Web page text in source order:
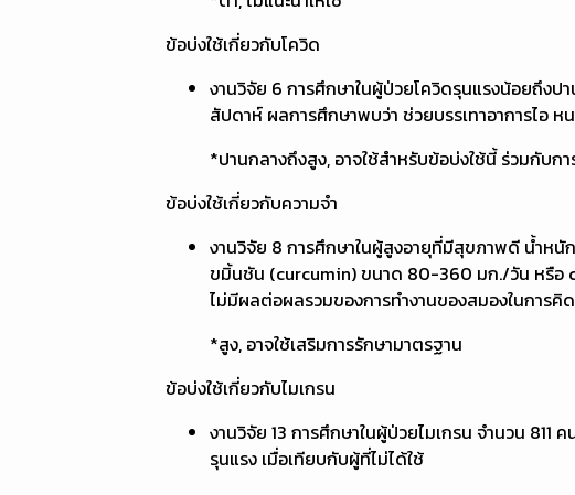
ข้อบ่งใช้เกี่ยวกับโควิด
งานวิจัย 6 การศึกษาในผู้ป่วยโควิดรุนแรงน้อยถึงป
สัปดาห์ ผลการศึกษาพบว่า ช่วยบรรเทาอาการไอ
*ปานกลางถึงสูง, อาจใช้สำหรับข้อบ่งใช้นี้ ร่วมกับกา
ข้อบ่งใช้เกี่ยวกับความจำ
งานวิจัย 8 การศึกษาในผู้สูงอายุที่มีสุขภาพดี น้ำหนั
ขมิ้นชัน (curcumin) ขนาด 80-360 มก./วัน หรือ
ไม่มีผลต่อผลรวมของการทำงานของสมองในการ
*สูง, อาจใช้เสริมการรักษามาตรฐาน
ข้อบ่งใช้เกี่ยวกับไมเกรน
งานวิจัย 13 การศึกษาในผู้ป่วยไมเกรน จำนวน
รุนแรง เมื่อเทียบกับผู้ที่ไม่ได้ใช้